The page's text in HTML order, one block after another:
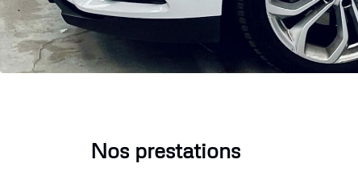
Nos prestations